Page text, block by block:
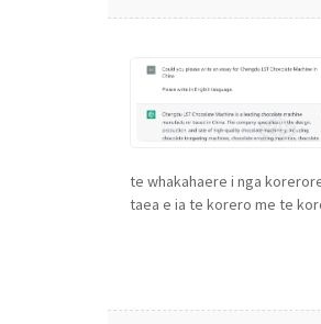
te whakahaere i nga
taea e ia te korero me te